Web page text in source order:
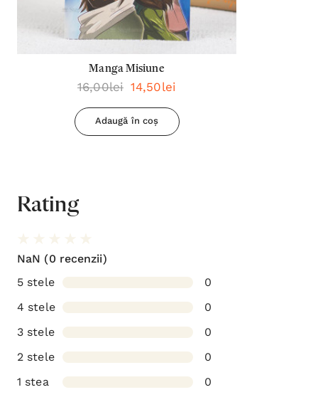
Manga Misiune
16,00lei 14,50lei
Adaugă în coș
Rating
NaN (0 recenzii)
5 stele
0
4 stele
0
3 stele
0
2 stele
0
1 stea
0